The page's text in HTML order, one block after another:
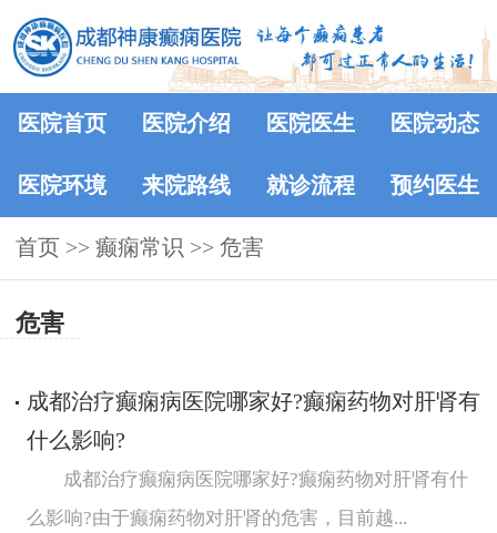
医院首页 医院介绍 医院医生 医院动态
医院环境 来院路线 就诊流程 预约医生
首页 >> 癫痫常识 >> 危害
危害
成都治疗癫痫病医院哪家好?癫痫药物对肝肾有
什么影响?
成都治疗癫痫病医院哪家好?癫痫药物对肝肾有什
么影响?由于癫痫药物对肝肾的危害，目前越...